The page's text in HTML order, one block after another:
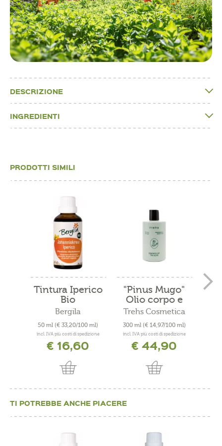
DESCRIZIONE
INGREDIENTI
PRODOTTI SIMILI
Tintura Iperico
Bio
Bergila
50 ml (€ 33,20/100 ml)
incl. IVA più costi di spedizione
€ 16,60
"Pinus Mugo"
Olio corpo e
da...
Trehs Cosmetica
300 ml (€ 14,97/100 ml)
incl. IVA più costi di spedizione
€ 44,90
TI POTREBBE ANCHE PIACERE